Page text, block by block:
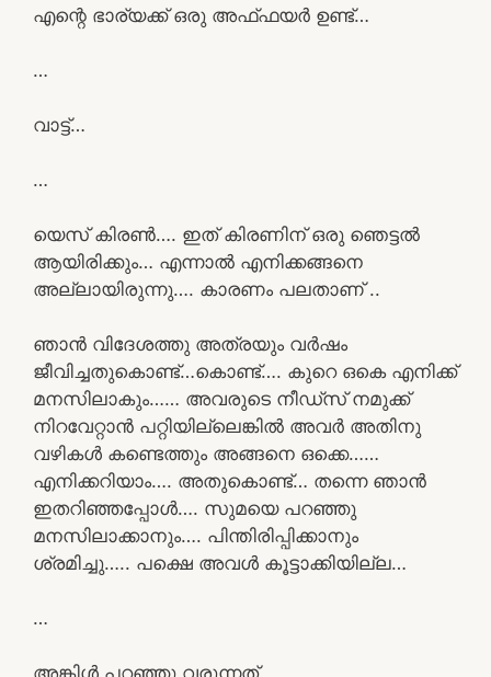
എന്റെ ഭാര്യക്ക് ഒരു അഫ്ഫയർ ഉണ്ട്…
…
വാട്ട്‌…
…
യെസ് കിരൺ…. ഇത് കിരണിന് ഒരു ഞെട്ടൽ
ആയിരിക്കും… എന്നാൽ എനിക്കങ്ങനെ
അല്ലായിരുന്നു…. കാരണം പലതാണ് ..
ഞാൻ വിദേശത്തു അത്രയും വർഷം
ജീവിച്ചതുകൊണ്ട്…കൊണ്ട്…. കുറെ ഒകെ എനിക്ക്
മനസിലാകും…… അവരുടെ നീഡ്‌സ് നമുക്ക്
നിറവേറ്റാൻ പറ്റിയില്ലെങ്കിൽ അവർ അതിനു
വഴികൾ കണ്ടെത്തും അങ്ങനെ ഒക്കെ……
എനിക്കറിയാം…. അതുകൊണ്ട്… തന്നെ ഞാൻ
ഇതറിഞ്ഞപ്പോൾ…. സുമയെ പറഞ്ഞു
മനസിലാക്കാനും…. പിന്തിരിപ്പിക്കാനും
ശ്രമിച്ചു….. പക്ഷെ അവൾ കൂട്ടാക്കിയില്ല…
…
അങ്കിൾ പറഞ്ഞു വരുന്നത്.